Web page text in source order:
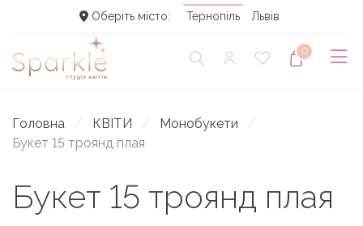
Оберіть місто: Тернопіль Львів
0
Головна КВІТИ
Монобукети
Букет 15 троянд плая
Букет 15 троянд плая